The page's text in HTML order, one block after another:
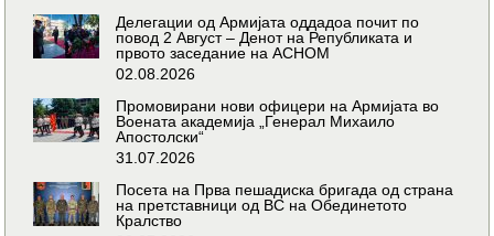
Делегации од Армијата оддадоа почит по
повод 2 Август – Денот на Републиката и
првото заседание на АСНОМ
02.08.2026
Промовирани нови офицери на Армијата во
Воената академија „Генерал Михаило
Апостолски“
31.07.2026
Посета на Прва пешадиска бригада од страна
на претставници од ВС на Обединетото
Кралство